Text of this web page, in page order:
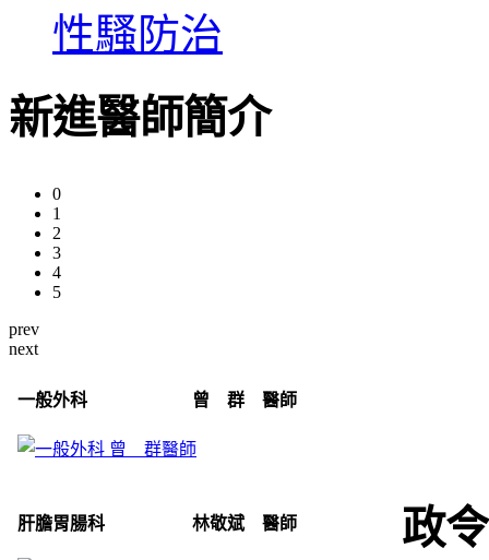
性騷防治
新進醫師簡介
0
1
2
3
4
5
prev
next
一般外科 曾 群 醫師
肝膽胃腸科 林敬斌 醫師 政